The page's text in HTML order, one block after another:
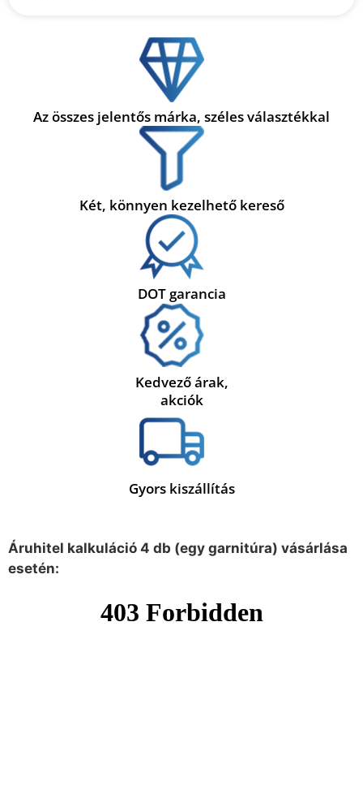
Az összes jelentős márka, széles választékkal
Két, könnyen kezelhető kereső
DOT garancia
Kedvező árak,
akciók
Gyors kiszállítás
Áruhitel kalkuláció 4 db (egy garnitúra) vásárlása
esetén: